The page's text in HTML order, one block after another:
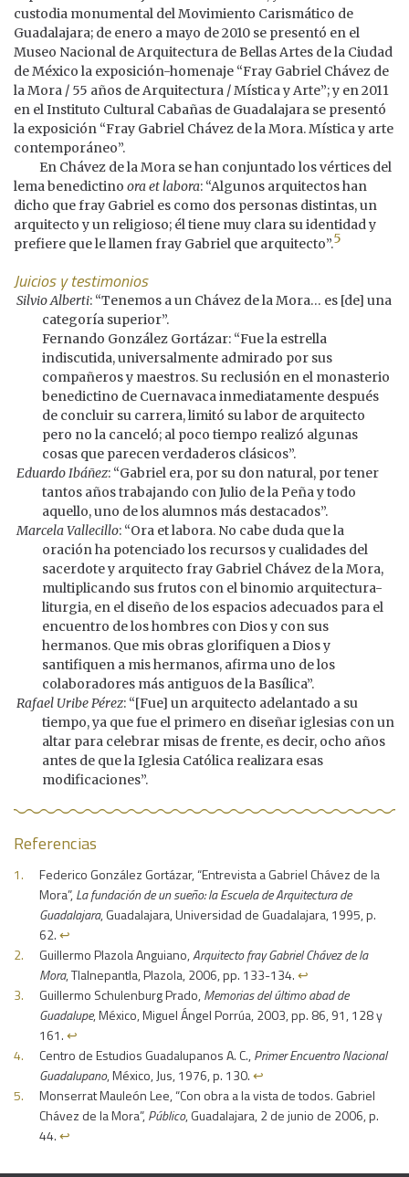
custodia monumental del Movimiento Carismático de
Guadalajara; de enero a mayo de 2010 se presentó en el
Museo Nacional de Arquitectura de Bellas Artes de la Ciudad
de México la exposición-homenaje “Fray Gabriel Chávez de
la Mora / 55 años de Arquitectura / Mística y Arte”; y en 2011
en el Instituto Cultural Cabañas de Guadalajara se presentó
la exposición “Fray Gabriel Chávez de la Mora. Mística y arte
contemporáneo”.
En Chávez de la Mora se han conjuntado los vértices del
lema benedictino ora et labora: “Algunos arquitectos han
dicho que fray Gabriel es como dos personas distintas, un
arquitecto y un religioso; él tiene muy clara su identidad y
prefiere que le llamen fray Gabriel que arquitecto”.5
Juicios y testimonios
Silvio Alberti: “Tenemos a un Chávez de la Mora… es [de] una
categoría superior”.
Fernando González Gortázar: “Fue la estrella
indiscutida, universalmente admirado por sus
compañeros y maestros. Su reclusión en el monasterio
benedictino de Cuernavaca inmediatamente después
de concluir su carrera, limitó su labor de arquitecto
pero no la canceló; al poco tiempo realizó algunas
cosas que parecen verdaderos clásicos”.
Eduardo Ibáñez: “Gabriel era, por su don natural, por tener
tantos años trabajando con Julio de la Peña y todo
aquello, uno de los alumnos más destacados”.
Marcela Vallecillo: “Ora et labora. No cabe duda que la
oración ha potenciado los recursos y cualidades del
sacerdote y arquitecto fray Gabriel Chávez de la Mora,
multiplicando sus frutos con el binomio arquitectura-
liturgia, en el diseño de los espacios adecuados para el
encuentro de los hombres con Dios y con sus
hermanos. Que mis obras glorifiquen a Dios y
santifiquen a mis hermanos, afirma uno de los
colaboradores más antiguos de la Basílica”.
Rafael Uribe Pérez: “[Fue] un arquitecto adelantado a su
tiempo, ya que fue el primero en diseñar iglesias con un
altar para celebrar misas de frente, es decir, ocho años
antes de que la Iglesia Católica realizara esas
modificaciones”.
Referencias
Federico González Gortázar, “Entrevista a Gabriel Chávez de la
Mora”,La fundación de un sueño: la Escuela de Arquitectura de
Guadalajara, Guadalajara, Universidad de Guadalajara, 1995, p.
62.↩︎
Guillermo Plazola Anguiano,Arquitecto fray Gabriel Chávez de la
Mora, Tlalnepantla, Plazola, 2006, pp. 133-134.↩︎
Guillermo Schulenburg Prado,Memorias del último abad de
Guadalupe, México, Miguel Ángel Porrúa, 2003, pp. 86, 91, 128 y
161.↩︎
Centro de Estudios Guadalupanos A. C.,Primer Encuentro Nacional
Guadalupano, México, Jus, 1976, p. 130.↩︎
Monserrat Mauleón Lee, “Con obra a la vista de todos. Gabriel
Chávez de la Mora”,Público, Guadalajara, 2 de junio de 2006, p.
44.↩︎